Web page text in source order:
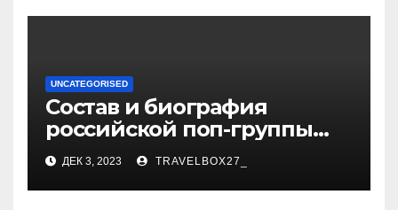
UNCATEGORISED
Состав и биография
российской поп-группы
«Иванушки интернешнл»
— история успеха, музыка
и судьбы участников
ДЕК 3, 2023 TRAVELBOX27_